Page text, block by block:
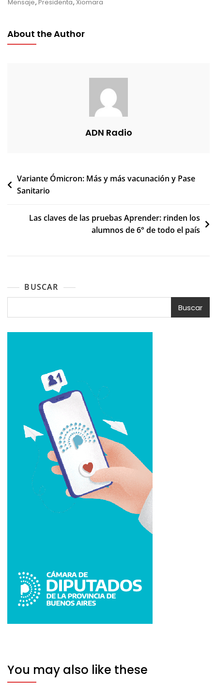
Mensaje, Presidenta, Xiomara
About the Author
ADN Radio
Navegación
de
Variante Ómicron: Más y más vacunación y Pase
Sanitario
Las claves de las pruebas Aprender: rinden los
alumnos de 6° de todo el país
BUSCAR
Buscar
You may also like these